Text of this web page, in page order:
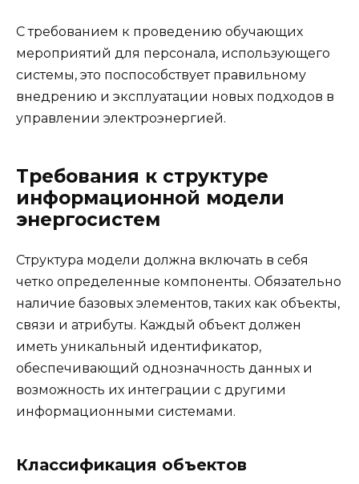
С требованием к проведению обучающих
мероприятий для персонала, использующего
системы, это поспособствует правильному
внедрению и эксплуатации новых подходов в
управлении электроэнергией.
Требования к структуре
информационной модели
энергосистем
Структура модели должна включать в себя
четко определенные компоненты. Обязательно
наличие базовых элементов, таких как объекты,
связи и атрибуты. Каждый объект должен
иметь уникальный идентификатор,
обеспечивающий однозначность данных и
возможность их интеграции с другими
информационными системами.
Классификация объектов